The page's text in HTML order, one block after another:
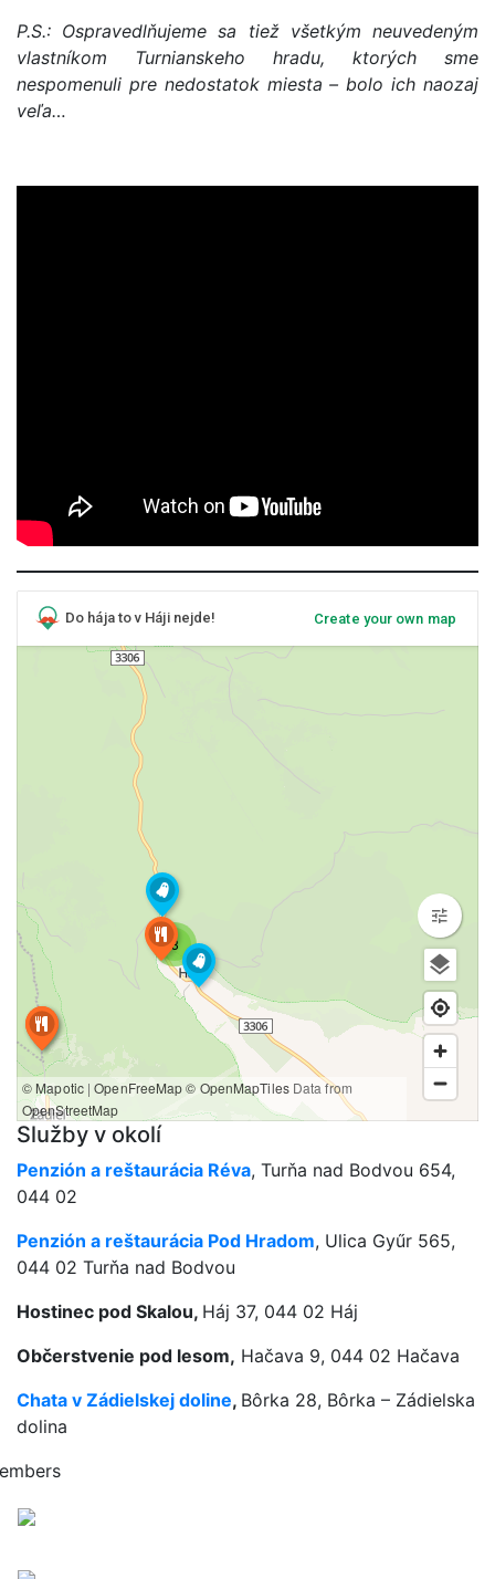
P.S.: Ospravedlňujeme sa tiež všetkým neuvedeným
vlastníkom Turnianskeho hradu, ktorých sme
nespomenuli pre nedostatok miesta – bolo ich naozaj
veľa…
Služby v okolí
Penzión a reštaurácia Réva, Turňa nad Bodvou 654,
044 02
Penzión a reštaurácia Pod Hradom, Ulica Gyűr 565,
044 02 Turňa nad Bodvou
Hostinec pod Skalou, Háj 37, 044 02 Háj
Občerstvenie pod lesom, Hačava 9, 044 02 Hačava
Chata v Zádielskej doline, Bôrka 28, Bôrka – Zádielska
dolina